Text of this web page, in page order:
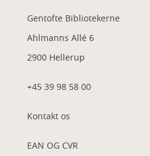
Gentofte Bibliotekerne
Ahlmanns Allé 6
2900 Hellerup
+45 39 98 58 00
Kontakt os
EAN OG CVR